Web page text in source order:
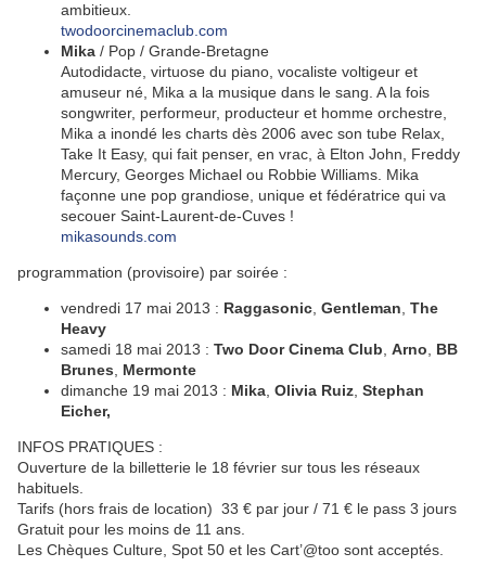
ambitieux.
twodoorcinemaclub.com
Mika / Pop / Grande-Bretagne
Autodidacte, virtuose du piano, vocaliste voltigeur et
amuseur né, Mika a la musique dans le sang. A la fois
songwriter, performeur, producteur et homme orchestre,
Mika a inondé les charts dès 2006 avec son tube Relax,
Take It Easy, qui fait penser, en vrac, à Elton John, Freddy
Mercury, Georges Michael ou Robbie Williams. Mika
façonne une pop grandiose, unique et fédératrice qui va
secouer Saint-Laurent-de-Cuves !
mikasounds.com
programmation (provisoire) par soirée :
vendredi 17 mai 2013 : Raggasonic Gentleman The
Heavy
samedi 18 mai 2013 : Two Door Cinema Club Arno
BB
Brunes
Mermonte
dimanche 19 mai 2013 : Mika Olivia Ruiz Stephan
Eicher,
INFOS PRATIQUES :
Ouverture de la billetterie le 18 février sur tous les réseaux
habituels.
Tarifs (hors frais de location) 33 € par jour / 71 € le pass 3 jours
Gratuit pour les moins de 11 ans.
Les Chèques Culture, Spot 50 et les Cart’@too sont acceptés.